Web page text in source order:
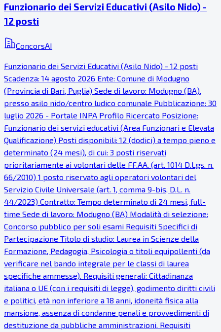
Funzionario dei Servizi Educativi (Asilo Nido) -
12 posti
ConcorsAI
Funzionario dei Servizi Educativi (Asilo Nido) - 12 posti
Scadenza: 14 agosto 2026 Ente: Comune di Modugno
(Provincia di Bari, Puglia) Sede di lavoro: Modugno (BA),
presso asilo nido/centro ludico comunale Pubblicazione: 30
luglio 2026 - Portale INPA Profilo Ricercato Posizione:
Funzionario dei servizi educativi (Area Funzionari e Elevata
Qualificazione) Posti disponibili: 12 (dodici) a tempo pieno e
determinato (24 mesi), di cui: 3 posti riservati
prioritariamente ai volontari delle FF.AA. (art. 1014 D.Lgs. n.
66/2010) 1 posto riservato agli operatori volontari del
Servizio Civile Universale (art. 1, comma 9-bis, D.L. n.
44/2023) Contratto: Tempo determinato di 24 mesi, full-
time Sede di lavoro: Modugno (BA) Modalità di selezione:
Concorso pubblico per soli esami Requisiti Specifici di
Partecipazione Titolo di studio: Laurea in Scienze della
Formazione, Pedagogia, Psicologia o titoli equipollenti (da
verificare nel bando integrale per le classi di laurea
specifiche ammesse). Requisiti generali: Cittadinanza
italiana o UE (con i requisiti di legge), godimento diritti civili
e politici, età non inferiore a 18 anni, idoneità fisica alla
mansione, assenza di condanne penali e provvedimenti di
destituzione da pubbliche amministrazioni. Requisiti